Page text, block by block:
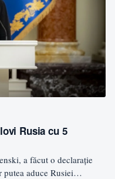
Rusia cu 5
a făcut o declarație
aduce Rusiei